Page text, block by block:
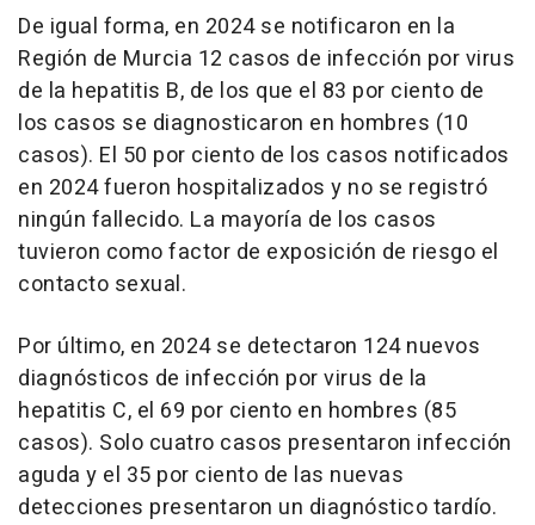
De igual forma, en 2024 se notificaron en la
Región de Murcia 12 casos de infección por virus
de la hepatitis B, de los que el 83 por ciento de
los casos se diagnosticaron en hombres (10
casos). El 50 por ciento de los casos notificados
en 2024 fueron hospitalizados y no se registró
ningún fallecido. La mayoría de los casos
tuvieron como factor de exposición de riesgo el
contacto sexual.
Por último, en 2024 se detectaron 124 nuevos
diagnósticos de infección por virus de la
hepatitis C, el 69 por ciento en hombres (85
casos). Solo cuatro casos presentaron infección
aguda y el 35 por ciento de las nuevas
detecciones presentaron un diagnóstico tardío.